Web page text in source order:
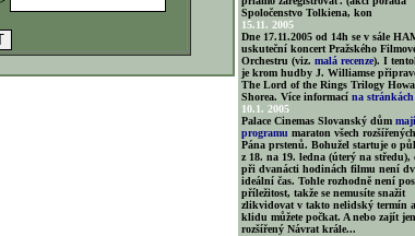
Spoločenstvo Tolkiena, kon
15.11. 2005
Dne 17.11.2005 od 14h se v sále
uskuteční koncert Pražského
Orchestru (viz. malá recenze). I
je krom hudby J. Williamse
The Lord of the Rings Trilogy
Shorea. Více informací na
10.1. 2005
Palace Cinemas Slovanský dům
programu maraton všech
Pána prstenů. Bohužel startuje o
z 18. na 19. ledna (úterý na středu),
při dvanácti hodinách filmu není
ideální čas. Tohle rozhodně není
příležitost, takže se nemusíte snažit
zlikvidovat v takto nelidský termín
klidu můžete počkat. A nebo zajít
rozšířený Návrat krále...